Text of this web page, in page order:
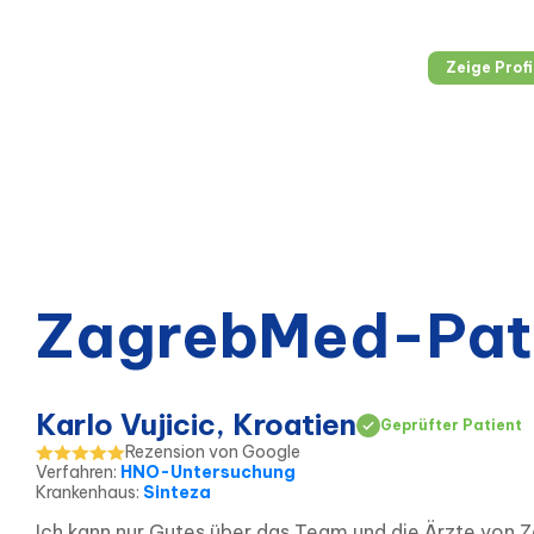
Venen-
derZeige Profil
ZagrebMed-
Karlo Vujicic, Kroatien Geprüfter Patient
Rezension von Google
Verfahren: HNO-Untersuchung
Krankenhaus: Sinteza